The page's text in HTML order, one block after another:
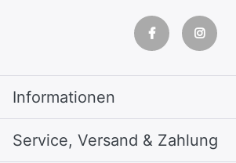
Informationen
Service, Versand & Zahlung